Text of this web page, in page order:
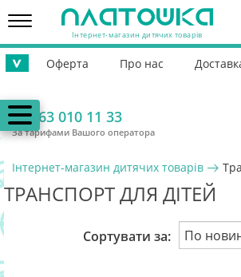
> Оферта Про нас
063 010 11 33
За тарифами Вашого оператора
Інтернет-магазин дитячих товарів
Інтернет-магазин дитячих товарів
ТРАНСПОРТ ДЛЯ ДІТЕЙ
Сортувати за: